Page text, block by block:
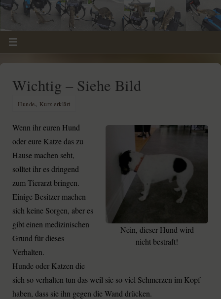
Wichtig – Siehe Bild
Hunde, Kurz erklärt
Nein, dieser Hund wird
nicht bestraft!
Wenn ihr euren Hund
oder eure Katze das zu
Hause machen seht,
solltet ihr es dringend
zum Tierarzt bringen.
Einige Besitzer machen
sich keine Sorgen, aber es
gibt einen medizinischen
Grund für dieses
Verhalten.
Hunde oder Katzen die
sich so verhalten tun das weil sie so viel Schmerzen im Kopf
haben, dass sie ihn gegen die Wand drücken.